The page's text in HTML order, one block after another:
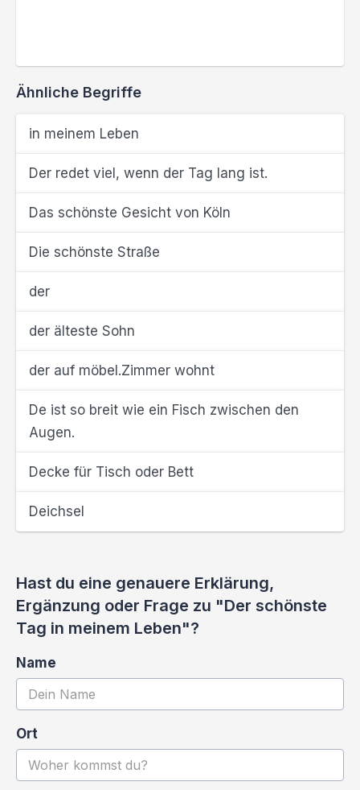
Ähnliche Begriffe
in meinem Leben
Der redet viel, wenn der Tag lang ist.
Das schönste Gesicht von Köln
Die schönste Straße
der
der älteste Sohn
der auf möbel.Zimmer wohnt
De ist so breit wie ein Fisch zwischen den
Augen.
Decke für Tisch oder Bett
Deichsel
Hast du eine genauere Erklärung,
Ergänzung oder Frage zu "Der schönste
Tag in meinem Leben"?
Name
Ort